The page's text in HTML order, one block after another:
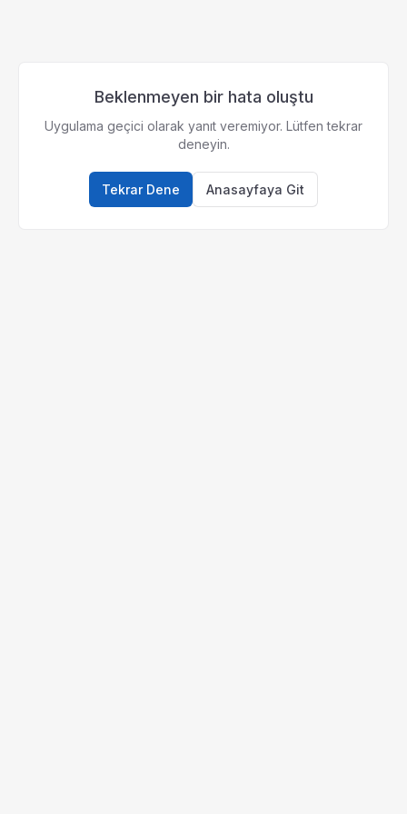
Beklenmeyen bir hata oluştu
Uygulama geçici olarak yanıt veremiyor. Lütfen tekrar
deneyin.
Tekrar Dene Anasayfaya Git